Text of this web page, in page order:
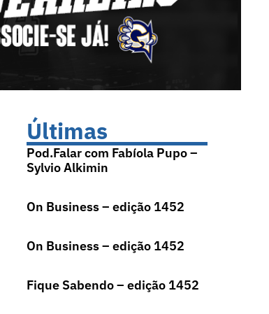
Últimas
Pod.Falar com Fabíola Pupo –
Sylvio Alkimin
On Business – edição 1452
On Business – edição 1452
Fique Sabendo – edição 1452